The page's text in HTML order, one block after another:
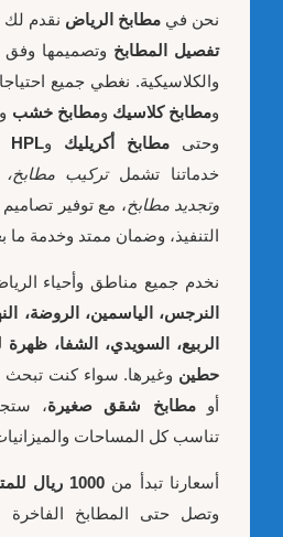
نحن في مطابخ الرياض نقدم
تفصيل المطابخ وتصميمها وفق
والكلاسيكية. نغطي جميع
ومطابخ كلاسيك ومطابخ خشب و
وحتى مطابخ أكريليك وHPL
خدماتنا تشملتركيب
وتجديد مطابخ
التنفيذ، وضمان ممتد وخدمة ما
نخدم جميع مناطق وأحياء
النرجس، الياسمين، الروضة،
الربيع، السويدي، الشفا، ظهرة
حطين وغيرها. سواء كنت
أومطابخ شقق صغيرة،
تناسب كل المساحات
أسعارنا تبدأ من 1000 ريال للمتر
وتصل حتى المطابخ الفاخرة